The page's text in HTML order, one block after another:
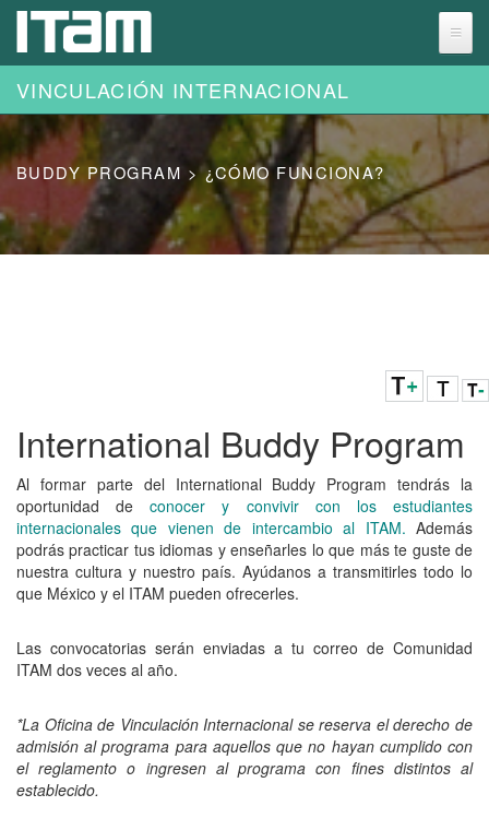
Ir al contenido principal
BUDDY PROGRAM > ¿CÓMO FUNCIONA?
VINCULACIÓN INTERNACIONAL
International Buddy Program
Al formar parte del International Buddy Program tendrás la
oportunidad deconocer y convivir con los estudiantes
internacionales que vienen de intercambio al ITAM. Además
podrás practicar tus idiomas y enseñarles lo que más te guste de
nuestra cultura y nuestro país. Ayúdanos a transmitirles todo lo
que México y el ITAM pueden ofrecerles.
Las convocatorias serán enviadas a tu correo de Comunidad
ITAM dos veces al año.
*La Oficina de Vinculación Internacional se reserva el derecho de
admisión al programa para aquellos que no hayan cumplido con
el reglamento o ingresen al programa con fines distintos al
establecido.